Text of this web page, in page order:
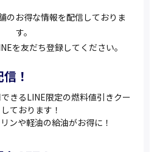
のお得な情報を配信しておりま
す。
を友だち登録してください。
！
きるLINE限定の燃料値引きクー
ております！
ンや軽油の給油がお得に！